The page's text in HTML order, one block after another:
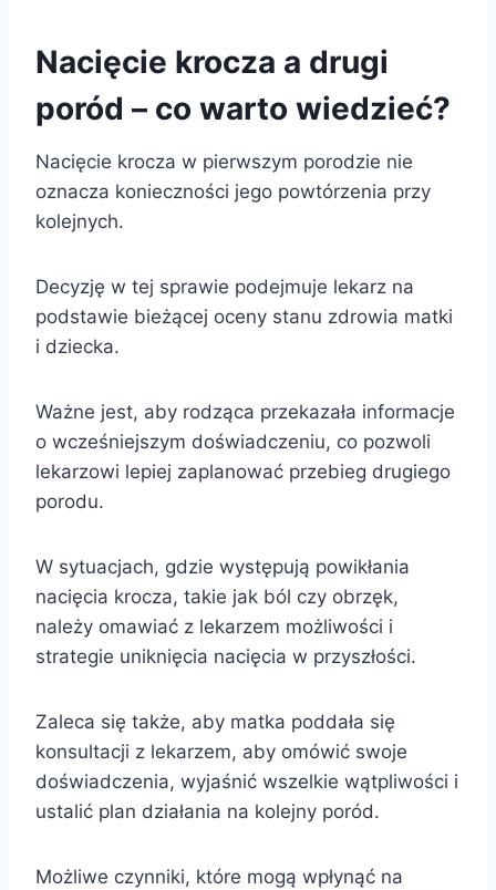
Nacięcie krocza a drugi
poród – co warto wiedzieć?
Nacięcie krocza w pierwszym porodzie nie
oznacza konieczności jego powtórzenia przy
kolejnych.
Decyzję w tej sprawie podejmuje lekarz na
podstawie bieżącej oceny stanu zdrowia matki
i dziecka.
Ważne jest, aby rodząca przekazała informacje
o wcześniejszym doświadczeniu, co pozwoli
lekarzowi lepiej zaplanować przebieg drugiego
porodu.
W sytuacjach, gdzie występują powikłania
nacięcia krocza, takie jak ból czy obrzęk,
należy omawiać z lekarzem możliwości i
strategie uniknięcia nacięcia w przyszłości.
Zaleca się także, aby matka poddała się
konsultacji z lekarzem, aby omówić swoje
doświadczenia, wyjaśnić wszelkie wątpliwości i
ustalić plan działania na kolejny poród.
Możliwe czynniki, które mogą wpłynąć na